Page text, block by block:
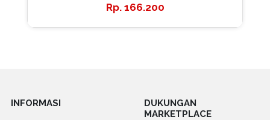
166.200
INFORMASI
DUKUNGAN
MARKETPLACE